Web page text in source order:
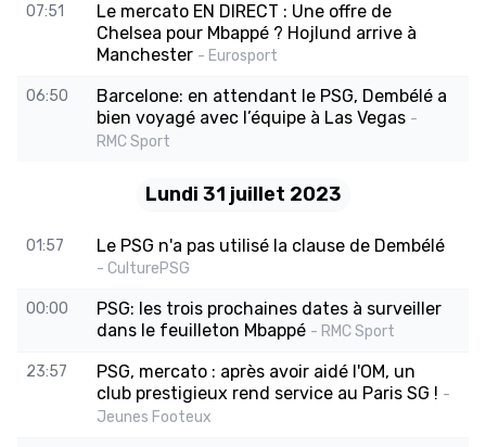
07:51
Le mercato EN DIRECT : Une offre de
Chelsea pour Mbappé ? Hojlund arrive à
Manchester - Eurosport
06:50
Barcelone: en attendant le PSG, Dembélé a
bien voyagé avec l’équipe à Las Vegas -
RMC Sport
Lundi 31 juillet 2023
01:57 Le PSG n'a pas utilisé la clause de Dembélé
- CulturePSG
00:00
PSG: les trois prochaines dates à surveiller
dans le feuilleton Mbappé - RMC Sport
23:57
PSG, mercato : après avoir aidé l'OM, un
club prestigieux rend service au Paris SG ! -
Jeunes Footeux